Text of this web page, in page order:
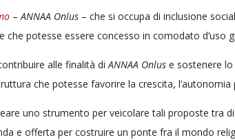
– ANNAA Onlus – che si occupa di inclusione
potesse essere concesso in comodato d’uso
alle finalità diANNAA Onlus e sostenere
che potesse favorire la crescita, l’autonomia
uno strumento per veicolare tali proposte tra
e offerta per costruire un ponte fra il mondo